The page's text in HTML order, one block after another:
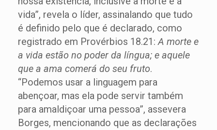
vida”, revela o líder, assinalando que tudo
é definido pelo que é declarado, como
registrado em Provérbios 18.21:A morte e
a vida estão no poder da língua; e aquele
que a ama comerá do seu fruto.
“Podemos usar a linguagem para
abençoar, mas ela pode servir também
para amaldiçoar uma pessoa”, assevera
Borges, mencionando que as declarações